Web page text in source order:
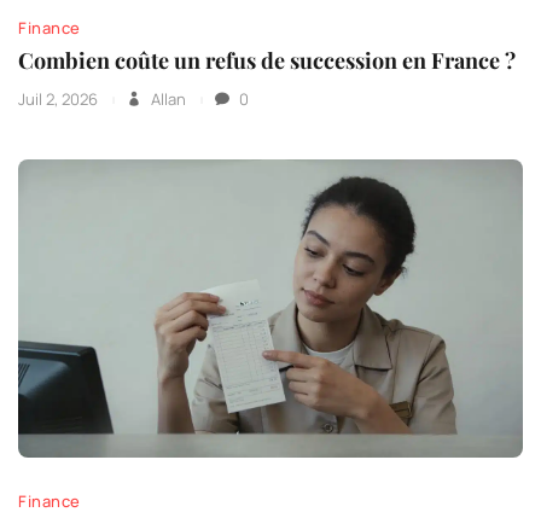
Finance
Combien coûte un refus de succession en France ?
Juil 2, 2026 Allan 0
Finance